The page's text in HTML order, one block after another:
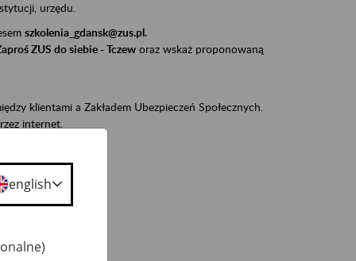
urzędu.
szkolenia_gdansk@zus.pl.
ZUS do siebie - Tczeworaz wskaż proponowaną
klientami a Zakładem Ubezpieczeń Społecznych.
internet.
w ZUS,
english